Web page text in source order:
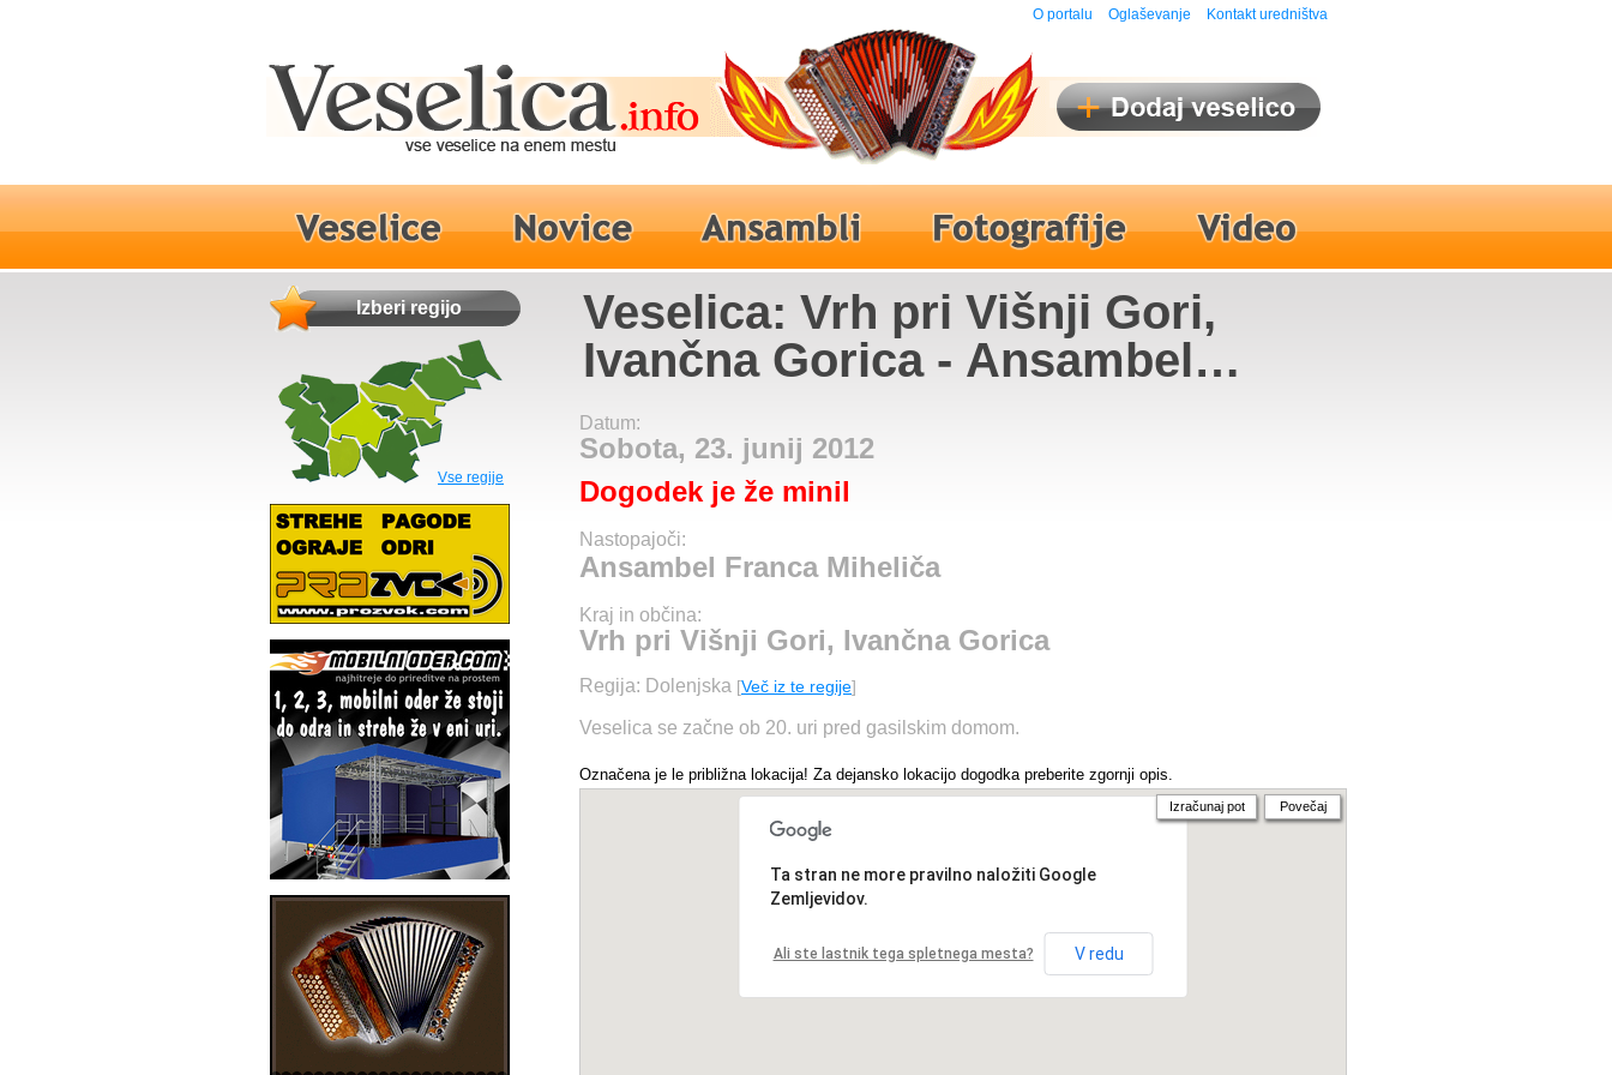
O portalu Oglaševanje Kontakt uredništva
Izberi regijo
Vse regije
Veselica: Vrh pri Višnji Gori,
Ivančna Gorica - Ansambel
Franca Miheliča
Datum:
Sobota, 23. junij 2012
Dogodek je že minil
Nastopajoči:
Ansambel Franca Miheliča
Kraj in občina:
Vrh pri Višnji Gori, Ivančna Gorica
Regija: Dolenjska [Več iz te regije]
Veselica se začne ob 20. uri pred gasilskim domom.
Označena je le približna lokacija! Za dejansko lokacijo dogodka preberite zgornji opis.
Ta stran ne more pravilno naložiti Google
Zemljevidov.
Ali ste lastnik tega spletnega mesta? V redu
Izračunaj pot Povečaj